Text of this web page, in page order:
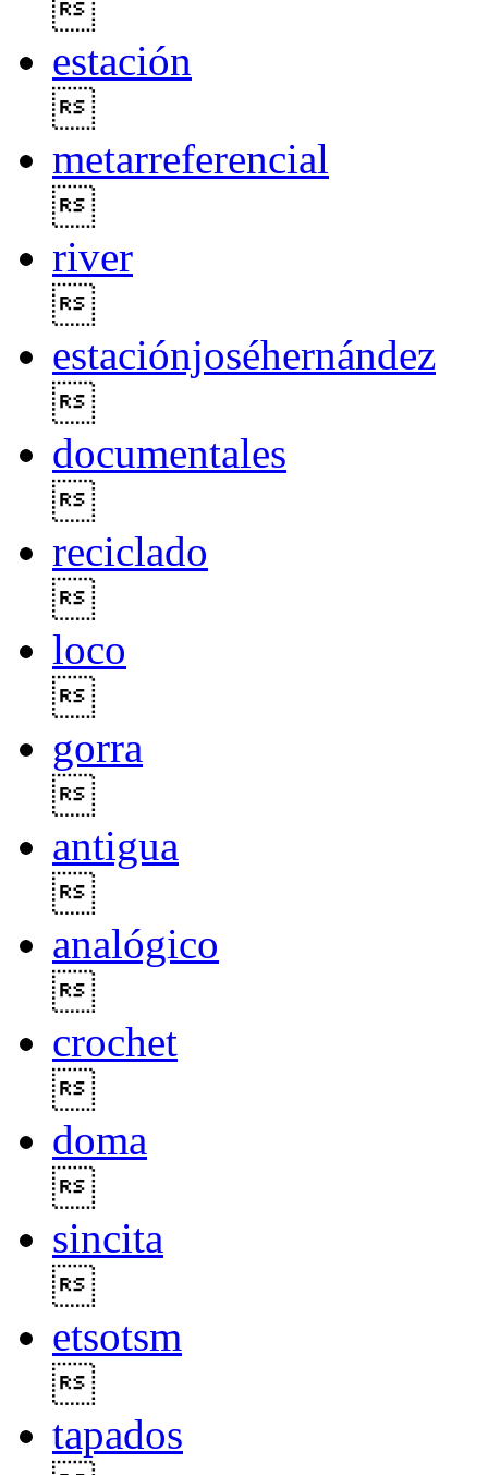
estación
metarreferencial
river
estaciónjoséhernández
documentales
reciclado
loco
gorra
antigua
analógico
crochet
doma
sincita
etsotsm
tapados